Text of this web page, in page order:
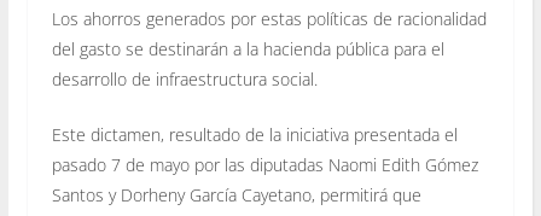
Los ahorros generados por estas políticas de racionalidad
del gasto se destinarán a la hacienda pública para el
desarrollo de infraestructura social.
Este dictamen, resultado de la iniciativa presentada el
pasado 7 de mayo por las diputadas Naomi Edith Gómez
Santos y Dorheny García Cayetano, permitirá que